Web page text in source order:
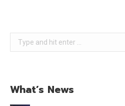
Search:
What’s News